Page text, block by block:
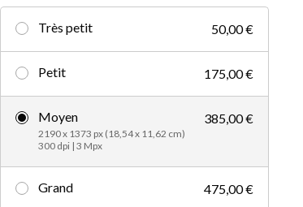
Vidéos créatives
Vidéos d’actualités
Très petit 50,00 €
Petit 175,00 €
Moyen
2190 x 1373 px (18,54 x 11,62 cm)
300 dpi | 3 Mpx
385,00 €
Grand 475,00 €